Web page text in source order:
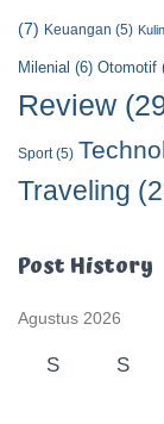
(7) Keuangan (5)
Milenial (6) Otomotif
Review
Sport(5)
Traveling
Post History
Agustus 2026
S S